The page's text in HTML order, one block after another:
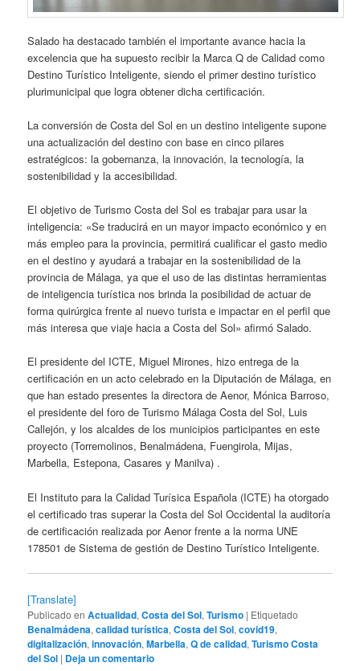
Salado ha destacado también el importante avance hacia la
excelencia que ha supuesto recibir la Marca Q de Calidad como
Destino Turístico Inteligente, siendo el primer destino turístico
plurimunicipal que logra obtener dicha certificación.
La conversión de Costa del Sol en un destino inteligente supone
una actualización del destino con base en cinco pilares
estratégicos: la gobernanza, la innovación, la tecnología, la
sostenibilidad y la accesibilidad.
El objetivo de Turismo Costa del Sol es trabajar para usar la
inteligencia: «Se traducirá en un mayor impacto económico y en
más empleo para la provincia, permitirá cualificar el gasto medio
en el destino y ayudará a trabajar en la sostenibilidad de la
provincia de Málaga, ya que el uso de las distintas herramientas
de inteligencia turística nos brinda la posibilidad de actuar de
forma quirúrgica frente al nuevo turista e impactar en el perfil que
más interesa que viaje hacia a Costa del Sol» afirmó Salado.
El presidente del ICTE, Miguel Mirones, hizo entrega de la
certificación en un acto celebrado en la Diputación de Málaga, en
que han estado presentes la directora de Aenor, Mónica Barroso,
el presidente del foro de Turismo Málaga Costa del Sol, Luis
Callejón, y los alcaldes de los municipios participantes en este
proyecto (Torremolinos, Benalmádena, Fuengirola, Mijas,
Marbella, Estepona, Casares y Manilva) .
El Instituto para la Calidad Turísica Española (ICTE) ha otorgado
el certificado tras superar la Costa del Sol Occidental la auditoría
de certificación realizada por Aenor frente a la norma UNE
178501 de Sistema de gestión de Destino Turístico Inteligente.
[Translate]
Publicado en Actualidad,Costa del Sol,Turismo | Etiquetado
Benalmádena,calidad turística,Costa del Sol,covid19,
digitalización,innovación,Marbella,Q de calidad,Turismo Costa
del Sol | Deja un comentario